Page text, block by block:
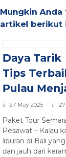
Mungkin
artikel berikut
Daya
Tips
Pulau
27 May 2025
Paket Tour
Pesawat – Kalau
liburan di Bali
dan jauh dari